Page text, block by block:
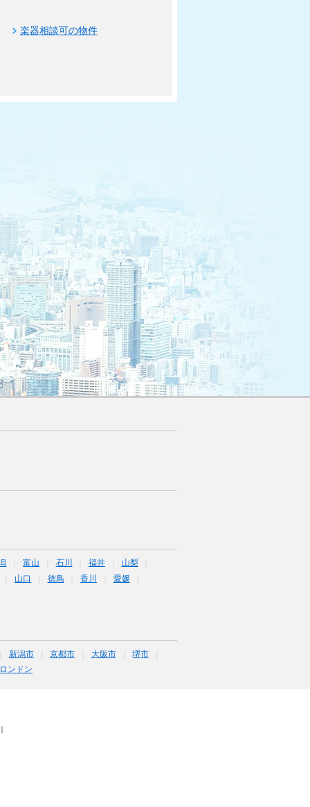
楽器相談可の物件
富山 石川 福井
山梨
山口 徳島 香川
愛媛
新潟市 京都市 大阪市
堺市
ロンドン